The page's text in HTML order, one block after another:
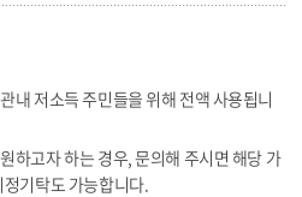
내 저소득 주민들을 위해 전액 사용됩니
하고자 하는 경우, 문의해 주시면 해당 가
기탁도 가능합니다.